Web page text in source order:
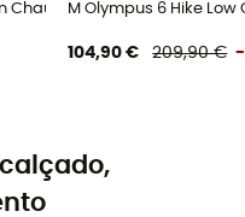
Chaussures alpinisme
M Olympus 6 Hike
104,90 € 209,90 € -